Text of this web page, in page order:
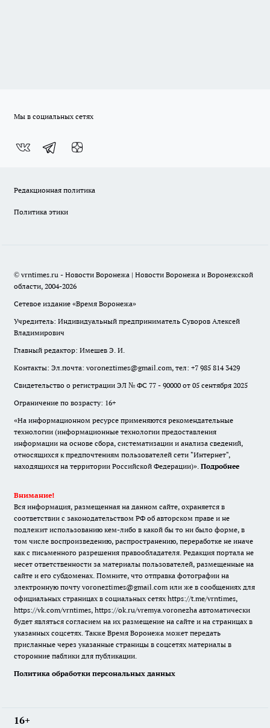
Мы в социальных сетях
Редакционная политика
Политика этики
© vrntimes.ru - Новости Воронежа | Новости Воронежа и Воронежской
области, 2004-2026
Сетевое издание «Время Воронежа»
Учредитель: Индивидуальный предприниматель Суворов Алексей
Владимирович
Главный редактор: Имешев Э. И.
Контакты: Эл.почта: voroneztimes@gmail.com, тел: +7 985 814 3429
Свидетельство о регистрации ЭЛ № ФС 77 - 90000 от 05 сентября 2025
Ограничение по возрасту: 16+
«На информационном ресурсе применяются рекомендательные
технологии (информационные технологии предоставления
информации на основе сбора, систематизации и анализа сведений,
относящихся к предпочтениям пользователей сети "Интернет",
находящихся на территории Российской Федерации)». Подробнее
Внимание!
Вся информация, размещенная на данном сайте, охраняется в
соответствии с законодательством РФ об авторском праве и не
подлежит использованию кем-либо в какой бы то ни было форме, в
том числе воспроизведению, распространению, переработке не иначе
как с письменного разрешения правообладателя. Редакция портала не
несет ответственности за материалы пользователей, размещенные на
сайте и его субдоменах. Помните, что отправка фотографии на
электронную почту voroneztimes@gmail.com или же в сообщениях для
официальных страницах в социальных сетях https://t.me/vrntimes,
https://vk.com/vrntimes, https://ok.ru/vremya.voronezha автоматически
будет являться согласием на их размещение на сайте и на страницах в
указанных соцсетях. Также Время Воронежа может передать
присланные через указанные страницы в соцсетях материалы в
сторонние паблики для публикации.
Политика обработки персональных данных
16+